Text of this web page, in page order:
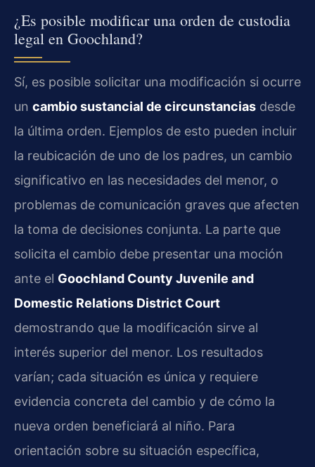
¿Es posible modificar una orden de custodia
legal en Goochland?
Sí, es posible solicitar una modificación si ocurre
un cambio sustancial de circunstancias desde
la última orden. Ejemplos de esto pueden incluir
la reubicación de uno de los padres, un cambio
significativo en las necesidades del menor, o
problemas de comunicación graves que afecten
la toma de decisiones conjunta. La parte que
solicita el cambio debe presentar una moción
ante el Goochland County Juvenile and
Domestic Relations District Court
demostrando que la modificación sirve al
interés superior del menor. Los resultados
varían; cada situación es única y requiere
evidencia concreta del cambio y de cómo la
nueva orden beneficiará al niño. Para
orientación sobre su situación específica,